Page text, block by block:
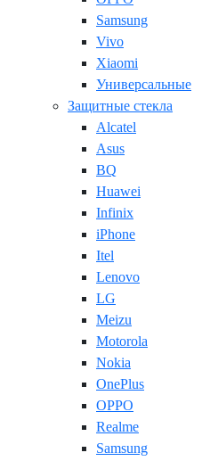
Samsung
Vivo
Xiaomi
Универсальные
Защитные стекла
Alcatel
Asus
BQ
Huawei
Infinix
iPhone
Itel
Lenovo
LG
Meizu
Motorola
Nokia
OnePlus
OPPO
Realme
Samsung